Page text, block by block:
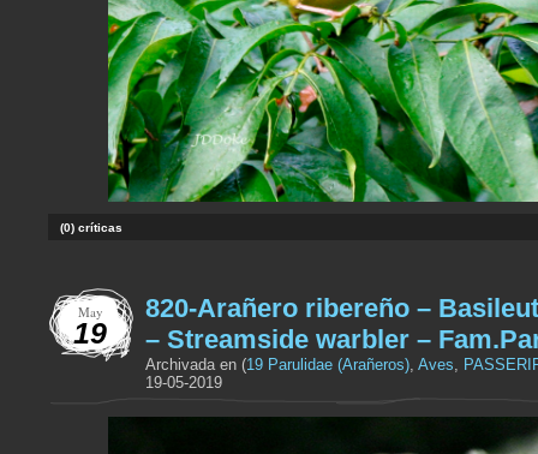
(0) críticas
May
19
820-Arañero ribereño –
– Streamside warbler –
Archivada en (19 Parulidae (Arañeros), Aves,
19-05-2019